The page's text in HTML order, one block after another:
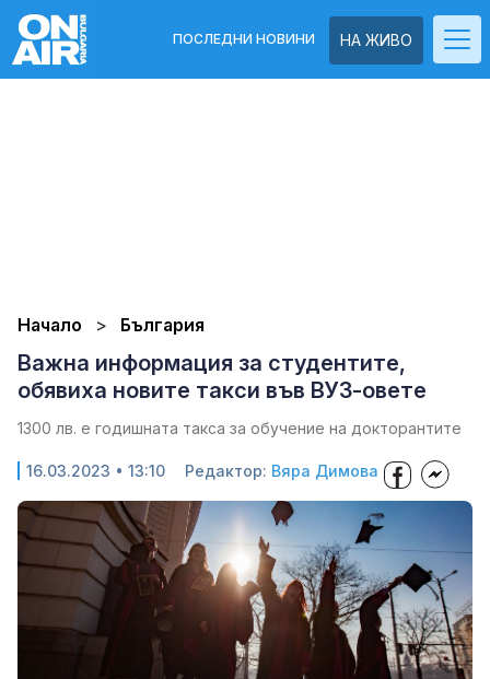
НА ЖИВО
ПОСЛЕДНИ НОВИНИ
Начало България
Важна информация за студентите,
обявиха новите такси във ВУЗ-овете
1300 лв. е годишната такса за обучение на докторантите
16.03.2023 • 13:10 Редактор: Вяра Димова